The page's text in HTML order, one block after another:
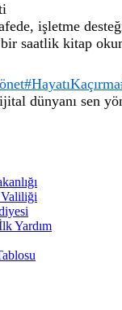
işletme
saatlik kitap
#HayatıKaçırma
dünyanı sen
Yardım